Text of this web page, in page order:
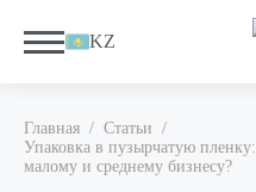
KZ
Главная / Статьи /
Упаковка в пузырчатую
малому и среднему бизнесу?